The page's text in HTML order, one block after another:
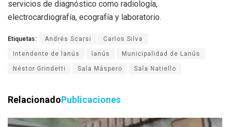
servicios de diagnóstico como radiología,
electrocardiografía, ecografía y laboratorio.
Etiquetas: Andrés Scarsi Carlos Silva
Intendente de lanús lanús Municipalidad de Lanús
Néstor Grindetti Sala Máspero Sala Natiello
RelacionadoPublicaciones